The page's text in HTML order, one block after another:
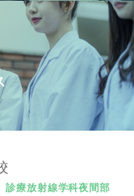
診療放射線学科夜間部